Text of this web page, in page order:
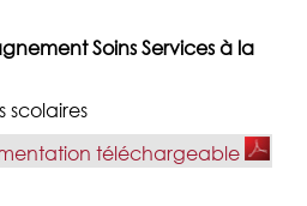
Soins Services à la
scolaires
téléchargeable